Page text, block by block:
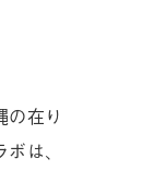
在り
は、